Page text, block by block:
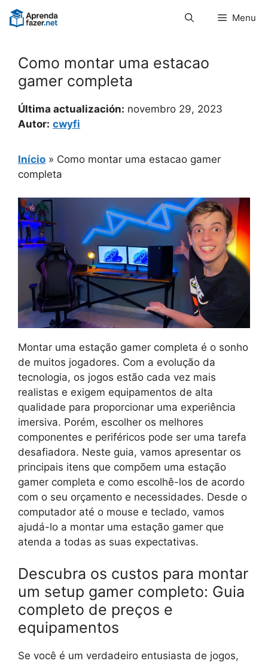
Pular
para
Menu
Como montar uma estacao
gamer completa
Última actualización: novembro 29, 2023
Autor: cwyfi
Início » Como montar uma estacao gamer
completa
Montar uma estação gamer completa é o sonho
de muitos jogadores. Com a evolução da
tecnologia, os jogos estão cada vez mais
realistas e exigem equipamentos de alta
qualidade para proporcionar uma experiência
imersiva. Porém, escolher os melhores
componentes e periféricos pode ser uma tarefa
desafiadora. Neste guia, vamos apresentar os
principais itens que compõem uma estação
gamer completa e como escolhê-los de acordo
com o seu orçamento e necessidades. Desde o
computador até o mouse e teclado, vamos
ajudá-lo a montar uma estação gamer que
atenda a todas as suas expectativas.
Descubra os custos para montar
um setup gamer completo: Guia
completo de preços e
equipamentos
Se você é um verdadeiro entusiasta de jogos,